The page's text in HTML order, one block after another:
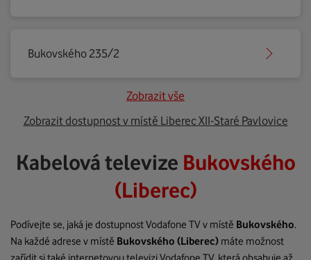
Bukovského 235/2
Zobrazit vše
Zobrazit dostupnost v místě Liberec XII-Staré Pavlovice
Kabelová televize Bukovského
(Liberec)
Podívejte se, jaká je dostupnost Vodafone TV v místě Bukovského.
Na každé adrese v místě Bukovského (Liberec) máte možnost